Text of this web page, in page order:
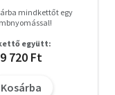
mindkettőt egy
együtt:
9 720 Ft
Kosárba